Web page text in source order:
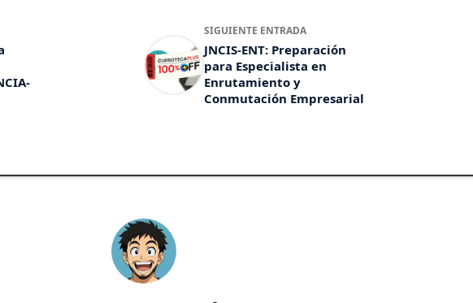
SIGUIENTE ENTRADA
JNCIS-ENT: Preparación
para Especialista en
Enrutamiento y
Conmutación Empresarial